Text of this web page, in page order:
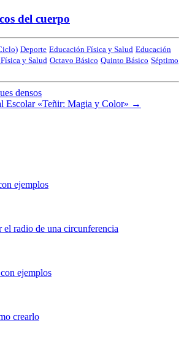
del cuerpo
Deporte Educación Física y Salud Educación
y Salud Octavo Básico Quinto Básico Séptimo
densos
Escolar «Teñir: Magia y Color» →
ejemplos
el radio de una circunferencia
ejemplos
crearlo